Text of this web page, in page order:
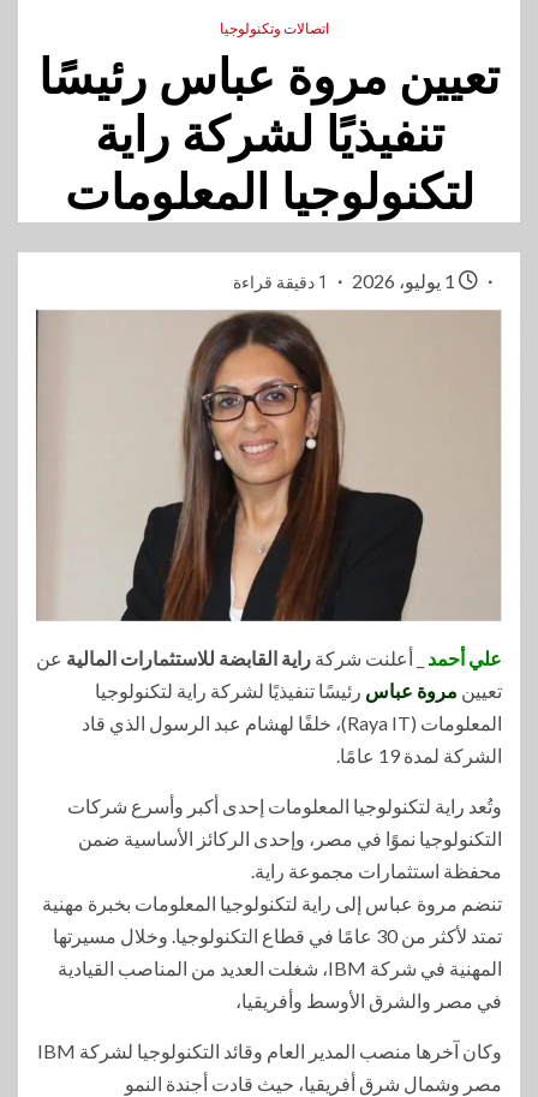
اتصالات وتكنولوجيا
تعيين مروة عباس رئيسًا
تنفيذيًا لشركة راية
لتكنولوجيا المعلومات
1 دقيقة قراءة
علي أحمد _ أعلنت شركة راية القابضة للاستثمارات المالية عن
تعيين مروة عباس رئيسًا تنفيذيًا لشركة راية لتكنولوجيا
المعلومات (Raya IT)، خلفًا لهشام عبد الرسول الذي قاد
الشركة لمدة 19 عامًا.
وتُعد راية لتكنولوجيا المعلومات إحدى أكبر وأسرع شركات
التكنولوجيا نموًا في مصر، وإحدى الركائز الأساسية ضمن
محفظة استثمارات مجموعة راية.
تنضم مروة عباس إلى راية لتكنولوجيا المعلومات بخبرة مهنية
تمتد لأكثر من 30 عامًا في قطاع التكنولوجيا. وخلال مسيرتها
المهنية في شركة IBM، شغلت العديد من المناصب القيادية
في مصر والشرق الأوسط وأفريقيا،
وكان آخرها منصب المدير العام وقائد التكنولوجيا لشركة IBM
مصر وشمال شرق أفريقيا، حيث قادت أجندة النمو